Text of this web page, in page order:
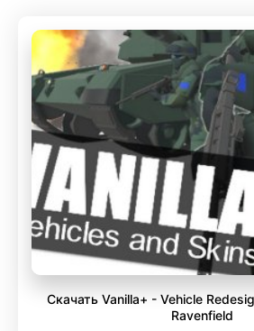
Скачать Vanilla+ - Vehicle
Ravenfield